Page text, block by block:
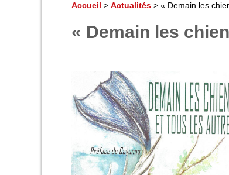
Accueil > Actualités > « Demain les
« Demain les